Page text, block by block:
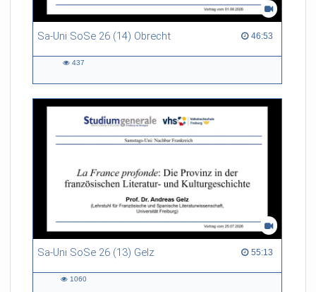
Sa-Uni SoSe 26 (14) Obrecht 46:53
46:53 duration
437
Sa-Uni SoSe 26 (13) Gelz 55:13
55:13 duration
1060